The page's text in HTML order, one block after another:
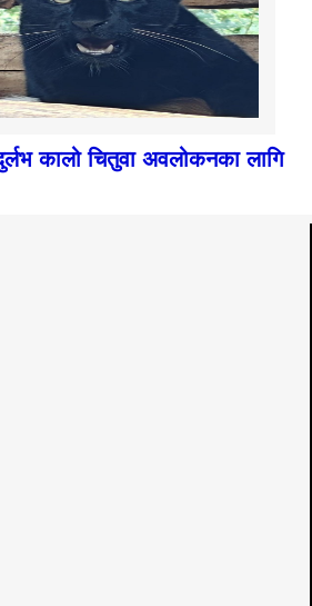
कालो चितुवा अवलोकनका लागि